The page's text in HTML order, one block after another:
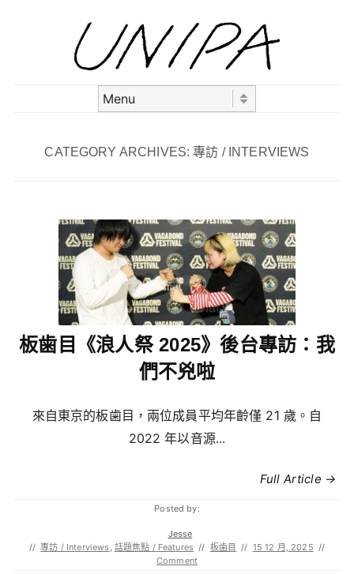
CATEGORY ARCHIVES:專訪 / INTERVIEWS
板歯目《浪人祭 2025》後台專訪：我
們不兇啦
來自東京的板歯目，兩位成員平均年齡僅 21 歲。自
2022 年以音源...
Full Article →
Posted by:
Jesse
// 專訪 / Interviews , 話題焦點 / Features // 板歯目 // 15 12 月, 2025 //
Comment